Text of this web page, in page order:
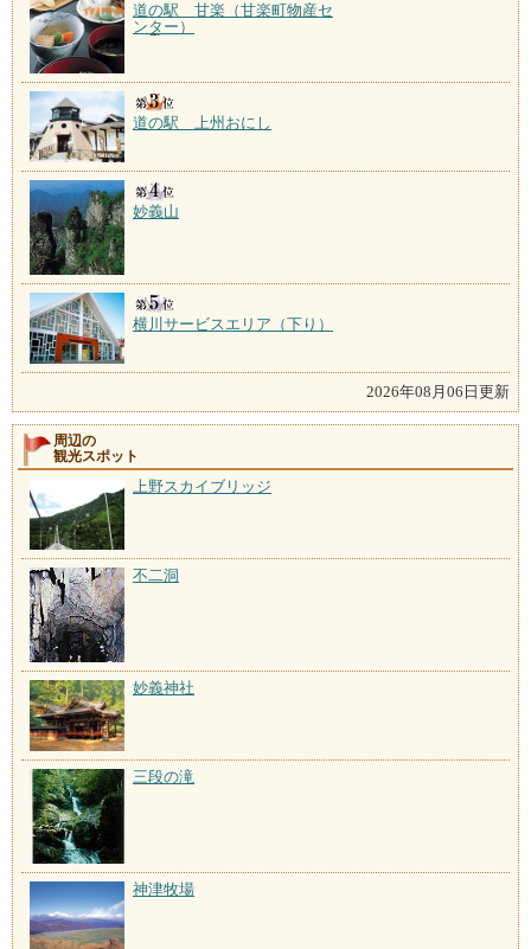
道の駅 甘楽（甘楽町物産セ
ンター）
道の駅 上州おにし
妙義山
横川サービスエリア（下り）
2026年08月06日更新
周辺の
観光スポット
上野スカイブリッジ
不二洞
妙義神社
三段の滝
神津牧場